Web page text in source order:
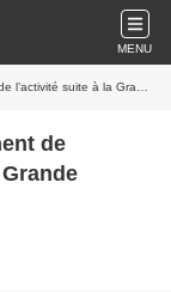
MENU
à la Grande Récession ?
de